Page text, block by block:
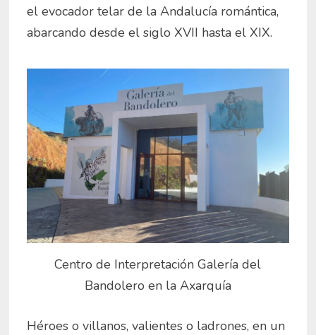
el evocador telar de la Andalucía romántica,
abarcando desde el siglo XVII hasta el XIX.
Centro de Interpretación Galería del
Bandolero en la Axarquía
Héroes o villanos, valientes o ladrones, en un